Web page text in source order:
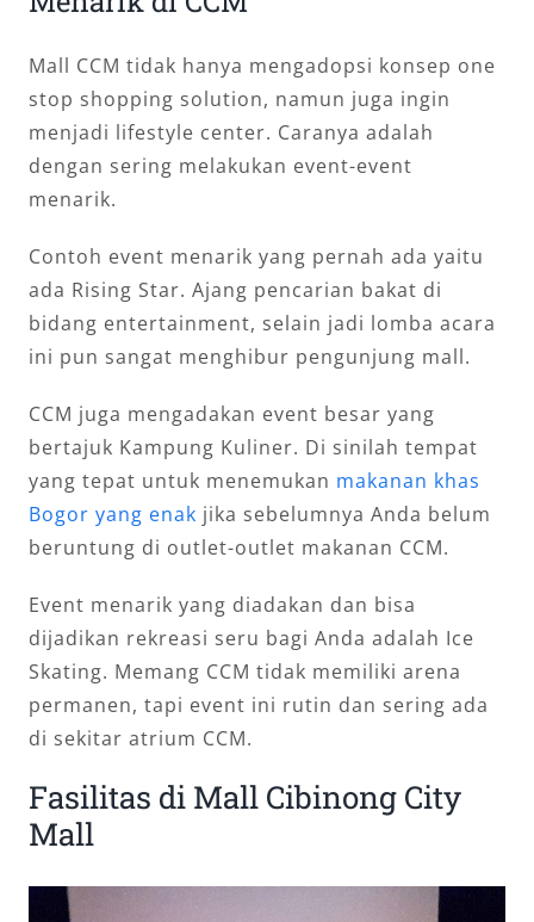
Mall CCM tidak hanya mengadopsi konsep one
stop shopping solution, namun juga ingin
menjadi lifestyle center. Caranya adalah
dengan sering melakukan event-event
menarik.
Contoh event menarik yang pernah ada yaitu
ada Rising Star. Ajang pencarian bakat di
bidang entertainment, selain jadi lomba acara
ini pun sangat menghibur pengunjung mall.
CCM juga mengadakan event besar yang
bertajuk Kampung Kuliner. Di sinilah tempat
yang tepat untuk menemukan makanan khas
Bogor yang enak jika sebelumnya Anda belum
beruntung di outlet-outlet makanan CCM.
Event menarik yang diadakan dan bisa
dijadikan rekreasi seru bagi Anda adalah Ice
Skating. Memang CCM tidak memiliki arena
permanen, tapi event ini rutin dan sering ada
di sekitar atrium CCM.
Fasilitas di Mall Cibinong City
Mall